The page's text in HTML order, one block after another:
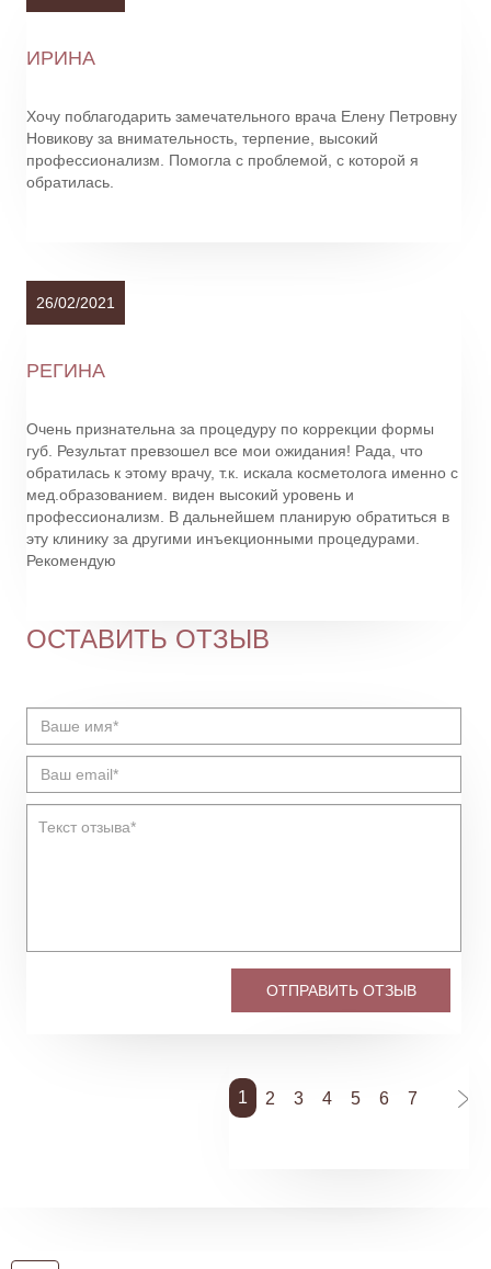
ИРИНА
Хочу поблагодарить замечательного врача Елену Петровну
Новикову за внимательность, терпение, высокий
профессионализм. Помогла с проблемой, с которой я
обратилась.
26/02/2021
РЕГИНА
Очень признательна за процедуру по коррекции формы
губ. Результат превзошел все мои ожидания! Рада, что
обратилась к этому врачу, т.к. искала косметолога именно с
мед.образованием. виден высокий уровень и
профессионализм. В дальнейшем планирую обратиться в
эту клинику за другими инъекционными процедурами.
Рекомендую
ОСТАВИТЬ ОТЗЫВ
ОТПРАВИТЬ ОТЗЫВ
1 2 3 4 5 6 7